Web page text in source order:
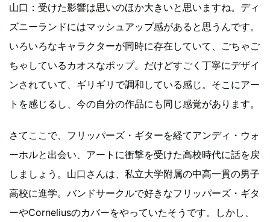
山口：受けた影響は思いのほか大きいと思いますね。ディ
ズニーランドにはマッシュアップ感があると思うんです。
いろいろなキャラクターが同時に存在していて、ごちゃご
ちゃしているカオスなポップ。だけどすごく丁寧にデザイ
ンされていて、ギリギリで調和している感じ。そこにアー
トを感じるし、今の自分の作品にも同じ感覚があります。
さてここで、フリッパーズ・ギターを経てアンディ・ウォ
ーホルと出会い、アートに衝撃を受けた高校時代に話を戻
しましょう。山口さんは、私立大学附属の中高一貫の男子
高校に進学。バンドサークルで好きなフリッパーズ・ギタ
ーやCorneliusのカバーをやっていたそうです。しかし、